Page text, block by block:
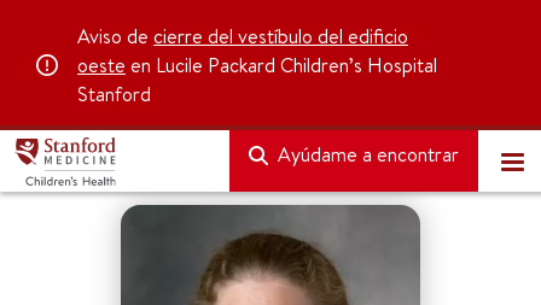
Aviso de cierre del vestíbulo del edificio
oeste en Lucile Packard Children’s Hospital
Stanford
Ayúdame a encontrar